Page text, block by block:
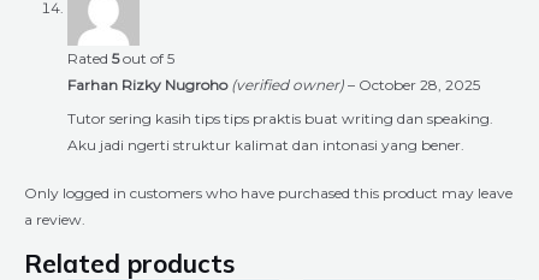
Rated 5out of 5
Farhan Rizky Nugroho (verified owner) – October 28, 2025
Tutor sering kasih tips tips praktis buat writing dan speaking.
Aku jadi ngerti struktur kalimat dan intonasi yang bener.
Only logged in customers who have purchased this product may leave
a review.
Related products